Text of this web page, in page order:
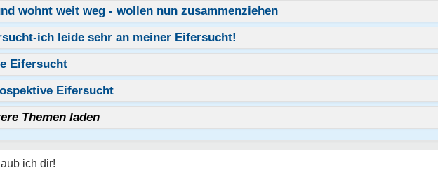
wohnt weit weg - wollen nun zusammenziehen
ich leide sehr an meiner Eifersucht!
Eifersucht
Eifersucht
Themen laden
ich dir!